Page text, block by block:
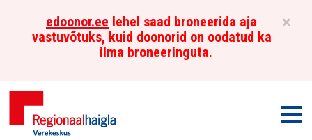
×
edoonor.ee lehel saad broneerida aja
vastuvõtuks, kuid doonorid on oodatud ka
ilma broneeringuta.